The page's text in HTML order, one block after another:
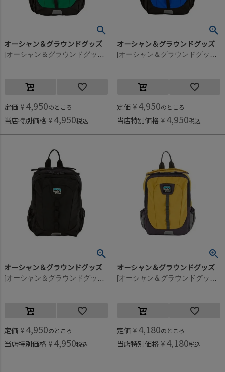
オーシャン＆グラウンドグッズ
定価 ¥ 4,950のところ
当店特別価格 ¥ 4,950税込
オーシャン＆グラウンドグッズ
定価 ¥ 4,950のところ
当店特別価格 ¥ 4,950税込
オーシャン＆グラウンドグッズ
定価 ¥ 4,950のところ
当店特別価格 ¥ 4,950税込
オーシャン＆グラウンドグッズ
定価 ¥ 4,180のところ
当店特別価格 ¥ 4,180税込